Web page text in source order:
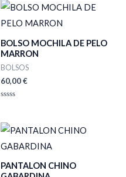
BOLSO MOCHILA DE PELO
MARRON
BOLSOS
60,00€
de
5
PANTALON CHINO